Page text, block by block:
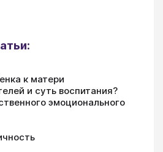
к матери
и суть воспитания?
эмоционального